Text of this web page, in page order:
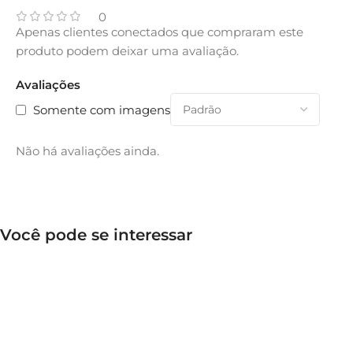
0
Avaliações
Somente com imagens
Não há avaliações ainda.
Apenas clientes conectados que compraram este
produto podem deixar uma avaliação.
Você pode se interessar